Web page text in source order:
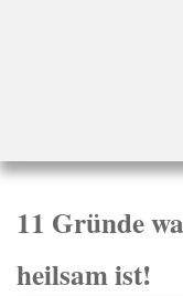
11 Gründe
heilsam ist!